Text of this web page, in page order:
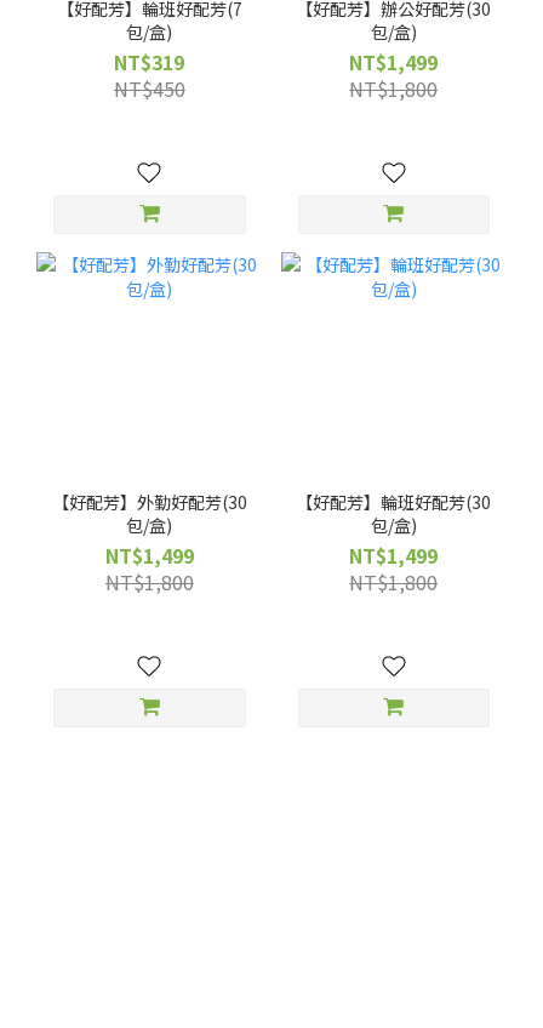
【好配芳】輪班好配芳(7
包/盒)
NT$319
NT$450
【好配芳】辦公好配芳(30
包/盒)
NT$1,499
NT$1,800
【好配芳】外勤好配芳(30
包/盒)
NT$1,499
NT$1,800
【好配芳】輪班好配芳(30
包/盒)
NT$1,499
NT$1,800